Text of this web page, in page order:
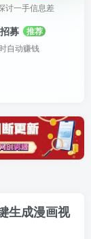
讨一手信息差
募
推荐
自动赚钱
生成漫画视